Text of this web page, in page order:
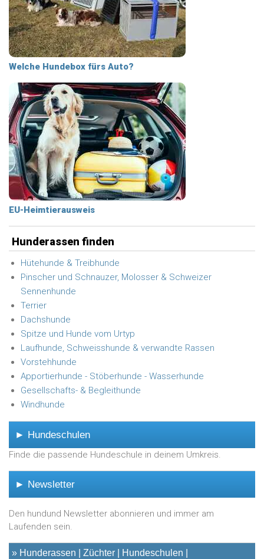
Welche Hundebox fürs Auto?
EU-Heimtierausweis
Hunderassen finden
Hütehunde & Treibhunde
Pinscher und Schnauzer, Molosser & Schweizer
Sennenhunde
Terrier
Dachshunde
Spitze und Hunde vom Urtyp
Laufhunde, Schweisshunde & verwandte Rassen
Vorstehhunde
Apportierhunde - Stöberhunde - Wasserhunde
Gesellschafts- & Begleithunde
Windhunde
► Hundeschulen
Finde die passende Hundeschule in deinem Umkreis.
► Newsletter
Den hundund Newsletter abonnieren und immer am
Laufenden sein.
» Hunderassen Züchter Hundeschulen